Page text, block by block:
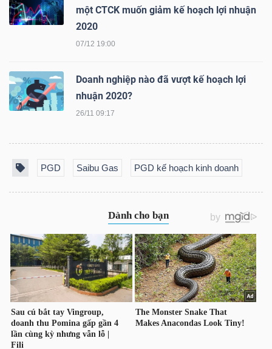
một CTCK muốn giảm kế hoạch lợi nhuận
2020
07/12 19:00
Doanh nghiệp nào đã vượt kế hoạch lợi
nhuận 2020?
26/11 09:17
PGD Saibu Gas PGD kế hoạch kinh doanh
PHIẾU
SINH
ĐẦU
TƯ
TRUY
XUẤT